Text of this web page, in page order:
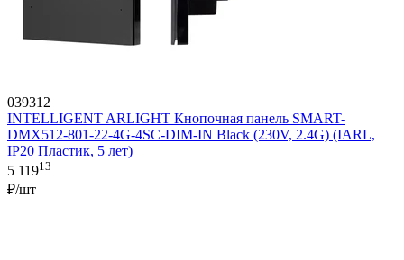
039312
INTELLIGENT ARLIGHT Кнопочная панель SMART-
DMX512-801-22-4G-4SC-DIM-IN Black (230V, 2.4G) (IARL,
IP20 Пластик, 5 лет)
5 11913
₽/шт